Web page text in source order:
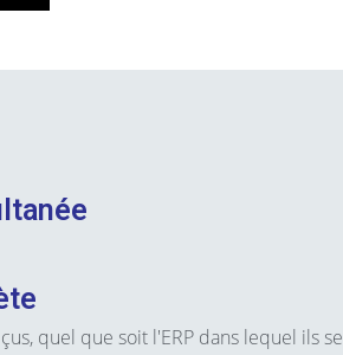
quel que soit l'ERP dans lequel ils se